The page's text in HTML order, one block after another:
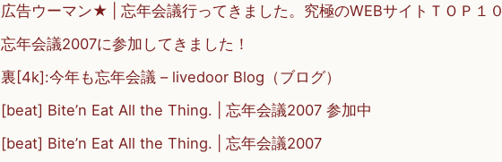
広告ウーマン★ | 忘年会議行ってきました。究極のWEBサイトＴＯＰ１０
忘年会議2007に参加してきました！
裏[4k]:今年も忘年会議 – livedoor Blog（ブログ）
[beat] Bite’n Eat All the Thing. | 忘年会議2007 参加中
[beat] Bite’n Eat All the Thing. | 忘年会議2007